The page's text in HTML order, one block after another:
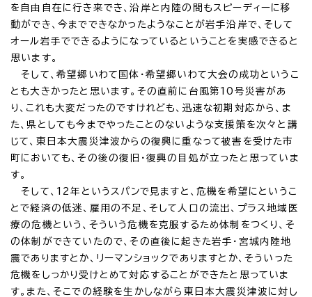
を自由自在に行き来でき、沿岸と内陸の間もスピーディーに移
動ができ、今までできなかったようなことが岩手沿岸で、そして
オール岩手でできるようになっているということを実感できると
思います。
そして、希望郷いわて国体・希望郷いわて大会の成功というこ
とも大きかったと思います。その直前に台風第10号災害があ
り、これも大変だったのですけれども、迅速な初期対応から、ま
た、県としても今までやったことのないような支援策を次々と講
じて、東日本大震災津波からの復興に重なって被害を受けた市
町においても、その後の復旧・復興の目処が立ったと思っていま
す。
そして、12年というスパンで見ますと、危機を希望にというこ
とで経済の低迷、雇用の不足、そして人口の流出、プラス地域医
療の危機という、そういう危機を克服するため体制をつくり、そ
の体制ができていたので、その直後に起きた岩手・宮城内陸地
震でありますとか、リーマンショックでありますとか、そういった
危機をしっかり受けとめて対応することができたと思っていま
す。また、そこでの経験を生かしながら東日本大震災津波に対し